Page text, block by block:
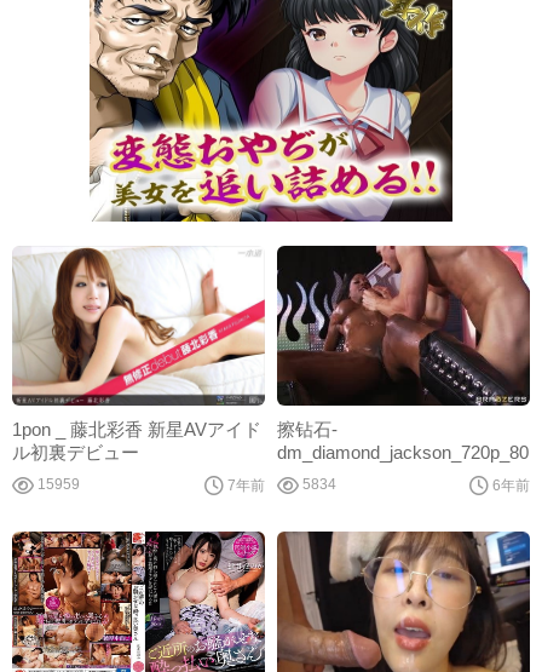
1pon _ 藤北彩香 新星AVアイド
ル初裏デビュー
15959 7年前
擦钻石-
dm_diamond_jackson_720p_80
5834 6年前